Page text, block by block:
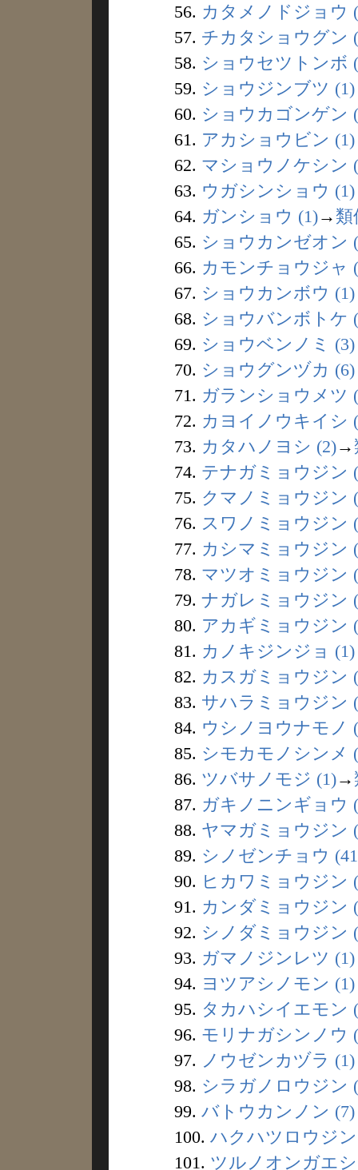
56. カタメノドジョウ
57. チカタショウグン
58. ショウセツトンボ
59. ショウジンブツ (1)
60. ショウカゴンゲン
61. アカショウビン (1)
62. マショウノケシン
63. ウガシンショウ (1)
64. ガンショウ (1)→ 類
65. ショウカンゼオン
66. カモンチョウジャ
67. ショウカンボウ (1)
68. ショウバンボトケ
69. ショウベンノミ (3)
70. ショウグンヅカ (6)
71. ガランショウメツ
72. カヨイノウキイシ
73. カタハノヨシ (2)→
74. テナガミョウジン
75. クマノミョウジン
76. スワノミョウジン
77. カシマミョウジン
78. マツオミョウジン
79. ナガレミョウジン
80. アカギミョウジン
81. カノキジンジョ (1)
82. カスガミョウジン
83. サハラミョウジン
84. ウシノヨウナモノ
85. シモカモノシンメ
86. ツバサノモジ (1)→
87. ガキノニンギョウ
88. ヤマガミョウジン
89. シノゼンチョウ
90. ヒカワミョウジン
91. カンダミョウジン
92. シノダミョウジン
93. ガマノジンレツ (1)
94. ヨツアシノモン (1)
95. タカハシイエモン
96. モリナガシンノウ
97. ノウゼンカヅラ (1)
98. シラガノロウジン
99. バトウカンノン (7)
100. ハクハツロウジ
101. ツルノオンガエ